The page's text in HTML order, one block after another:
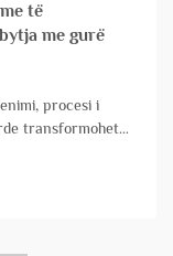
të
me gurë
procesi i
transformohet